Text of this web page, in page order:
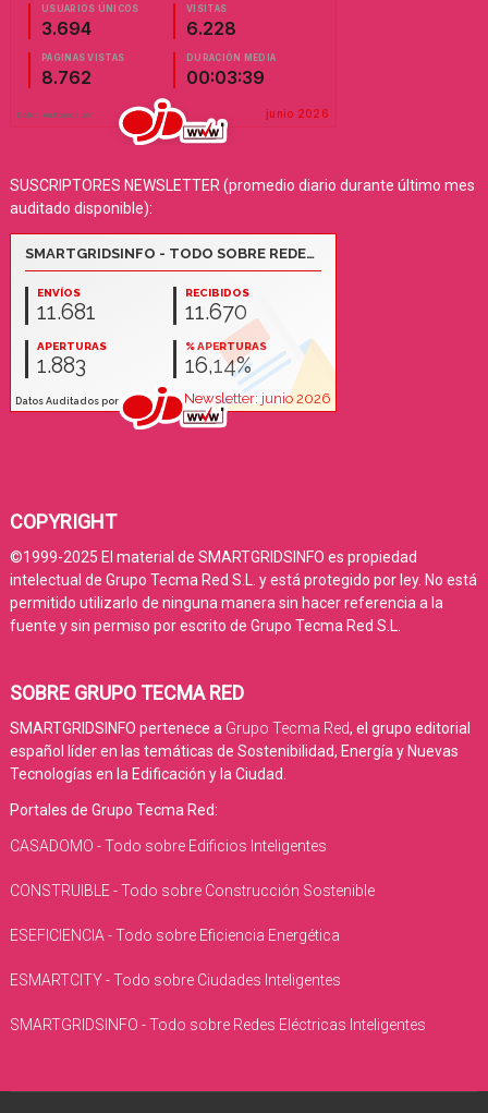
SUSCRIPTORES NEWSLETTER (promedio diario durante último mes
auditado disponible):
COPYRIGHT
©1999-2025 El material de SMARTGRIDSINFO es propiedad
intelectual de Grupo Tecma Red S.L. y está protegido por ley. No está
permitido utilizarlo de ninguna manera sin hacer referencia a la
fuente y sin permiso por escrito de Grupo Tecma Red S.L.
SOBRE GRUPO TECMA RED
SMARTGRIDSINFO pertenece a Grupo Tecma Red, el grupo editorial
español líder en las temáticas de Sostenibilidad, Energía y Nuevas
Tecnologías en la Edificación y la Ciudad.
Portales de Grupo Tecma Red:
CASADOMO - Todo sobre Edificios Inteligentes
CONSTRUIBLE - Todo sobre Construcción Sostenible
ESEFICIENCIA - Todo sobre Eficiencia Energética
ESMARTCITY - Todo sobre Ciudades Inteligentes
SMARTGRIDSINFO - Todo sobre Redes Eléctricas Inteligentes